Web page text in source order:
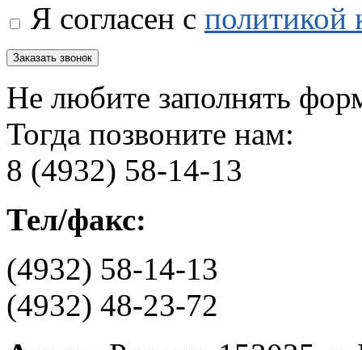
Я согласен с политикой
Не любите заполнять
Тогда позвоните нам:
8 (4932) 58-14-13
Тел/факс:
(4932) 58-14-13
(4932) 48-23-72